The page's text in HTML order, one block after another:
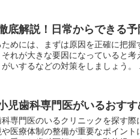
底解説！日常からできる
めには、まずは原因を正確に把
それが大きな要因になっていると
いするなどの対策をしましょう。
児歯科専門医がいるおす
専門医のいるクリニックを探す
や医療体制の整備が重要なポイン